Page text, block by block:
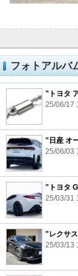
フォトアルバ
"トヨタ
25/06/17
"日産 オ
25/06/03
"トヨタ
25/03/31
"レクサ
25/03/13